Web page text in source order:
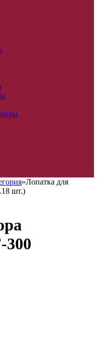
»Лопатка для
шт.)
300